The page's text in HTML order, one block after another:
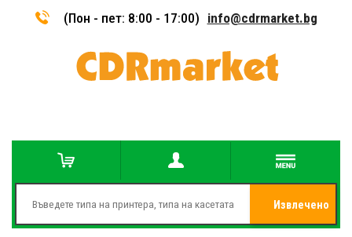
(Пон - пет: 8:00 - 17:00) info@cdrmarket.bg
Извлечено